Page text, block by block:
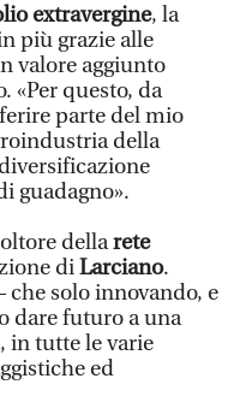
extravergine, la
più grazie alle
valore aggiunto
«Per questo, da
parte del mio
della
guadagno».
dellarete
diLarciano.
che solo innovando, e
dare futuro a una
in tutte le varie
ed